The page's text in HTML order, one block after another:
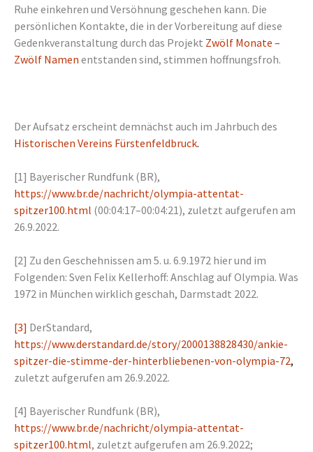
Ruhe einkehren und Versöhnung geschehen kann. Die
persönlichen Kontakte, die in der Vorbereitung auf diese
Gedenkveranstaltung durch das Projekt Zwölf Monate –
Zwölf Namen entstanden sind, stimmen hoffnungsfroh.
Der Aufsatz erscheint demnächst auch im Jahrbuch des
Historischen Vereins Fürstenfeldbruck.
[1] Bayerischer Rundfunk (BR),
https://www.br.de/nachricht/olympia-attentat-
spitzer100.html (00:04:17–00:04:21), zuletzt aufgerufen am
26.9.2022.
[2] Zu den Geschehnissen am 5. u. 6.9.1972 hier und im
Folgenden: Sven Felix Kellerhoff: Anschlag auf Olympia. Was
1972 in München wirklich geschah, Darmstadt 2022.
[3] DerStandard,
https://www.derstandard.de/story/2000138828430/ankie-
spitzer-die-stimme-der-hinterbliebenen-von-olympia-72,
zuletzt aufgerufen am 26.9.2022.
[4] Bayerischer Rundfunk (BR),
https://www.br.de/nachricht/olympia-attentat-
spitzer100.html, zuletzt aufgerufen am 26.9.2022;